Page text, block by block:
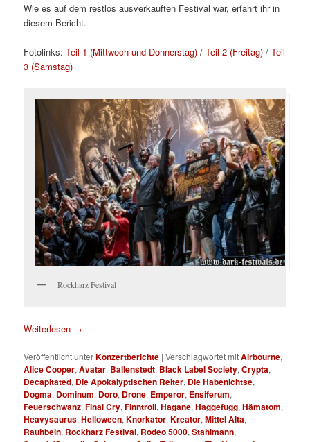
Wie es auf dem restlos ausverkauften Festival war, erfahrt ihr in
diesem Bericht.
Fotolinks:Teil 1 (Mittwoch und Donnerstag) /Teil 2 (Freitag) /Teil
3 (Samstag)
Rockharz Festival
Weiterlesen →
Veröffentlicht unterKonzertberichte |Verschlagwortet mitAirbourne,
Alice Cooper,Avatar, Ballenstedt, Black Label Society,Crypta,
Decapitated, Die Apokalyptischen Reiter, Die Habenichtse,
Dogma, Dominum, Doro, Drone, Emperor, Ensiferum,
Feuerschwanz,Final Cry,Finntroll,Hagane,Haggefugg,Hämatom,
Heavysaurus,Helloween,Knorkator,Kreator,Mittel Alta,
Rauhbein, Rockharz Festival, Rodeo 5000,Stahlmann,